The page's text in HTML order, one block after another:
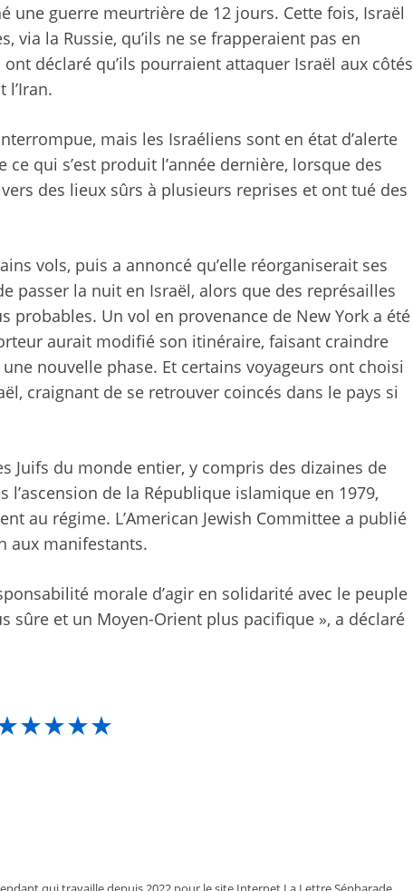
une guerre meurtrière de 12 jours. Cette fois, Israël
via la Russie, qu’ils ne se frapperaient pas en
déclaré qu’ils pourraient attaquer Israël aux côtés
mais les Israéliens sont en état d’alerte
qui s’est produit l’année dernière, lorsque des
des lieux sûrs à plusieurs reprises et ont tué des
vols, puis a annoncé qu’elle réorganiserait ses
passer la nuit en Israël, alors que des représailles
probables. Un vol en provenance de New York a été
aurait modifié son itinéraire, faisant craindre
nouvelle phase. Et certains voyageurs ont choisi
craignant de se retrouver coincés dans le pays si
Juifs du monde entier, y compris des dizaines de
de la République islamique en 1979,
au régime. L’American Jewish Committee a publié
aux manifestants.
morale d’agir en solidarité avec le peuple
sûre et un Moyen-Orient plus pacifique », a déclaré